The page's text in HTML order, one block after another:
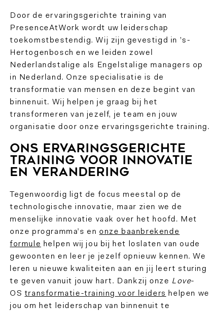
Door de ervaringsgerichte training van
PresenceAtWork wordt uw leiderschap
toekomstbestendig. Wij zijn gevestigd in ’s-
Hertogenbosch en we leiden zowel
Nederlandstalige als Engelstalige managers op
in Nederland. Onze specialisatie is de
transformatie van mensen en deze begint van
binnenuit. Wij helpen je graag bij het
transformeren van jezelf, je team en jouw
organisatie door onze ervaringsgerichte training.
Ons ervaringsgerichte
training voor innovatie
en verandering
Tegenwoordig ligt de focus meestal op de
technologische innovatie, maar zien we de
menselijke innovatie vaak over het hoofd. Met
onze programma’s en onze baanbrekende
formule helpen wij jou bij het loslaten van oude
gewoonten en leer je jezelf opnieuw kennen. We
leren u nieuwe kwaliteiten aan en jij leert sturing
te geven vanuit jouw hart. Dankzij onze Love-
OS transformatie-training voor leiders helpen we
jou om het leiderschap van binnenuit te